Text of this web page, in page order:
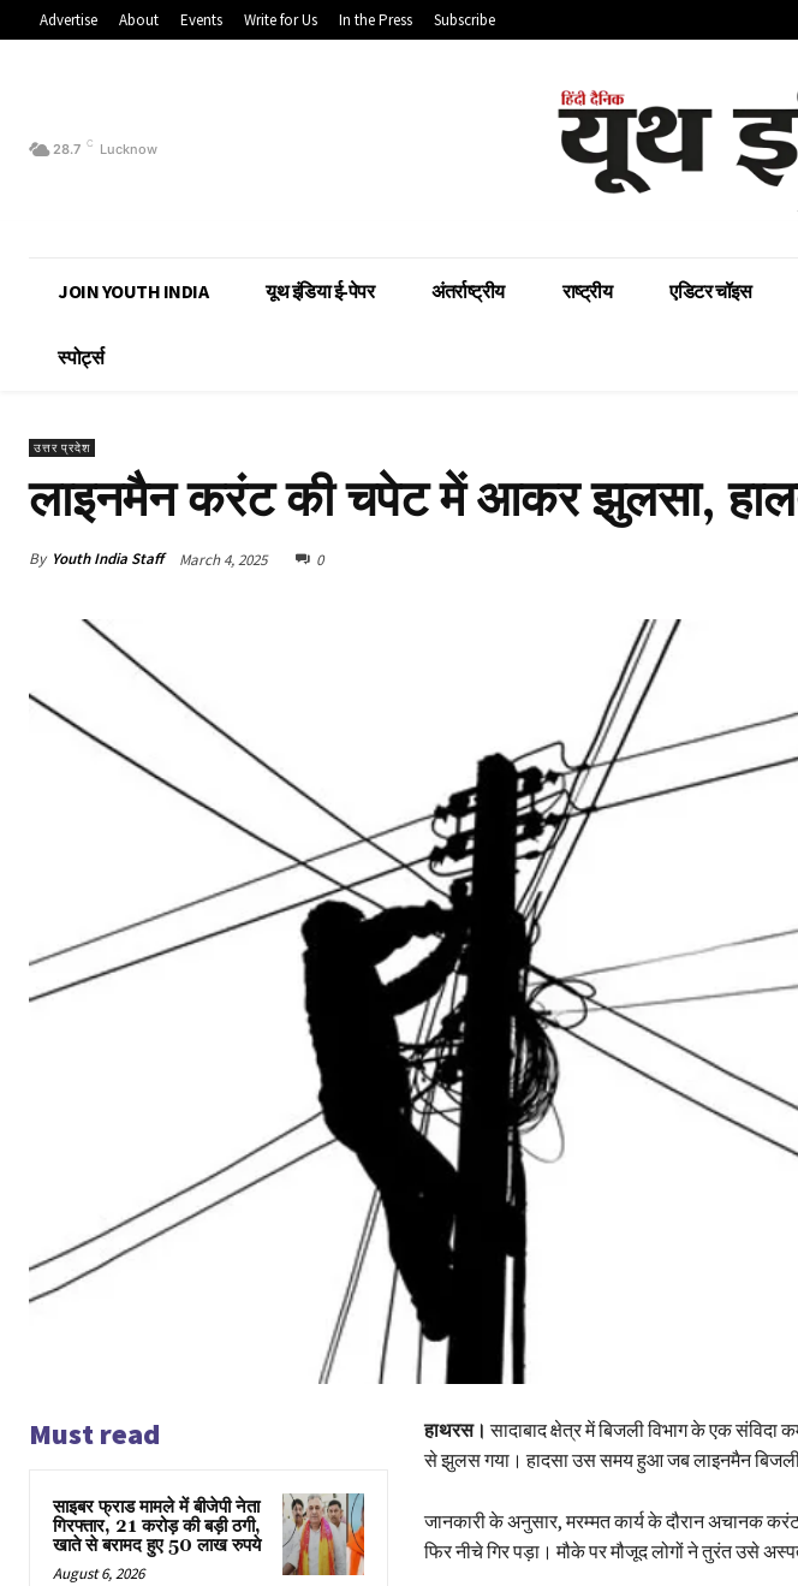
Advertise About Events Write for Us In the Press Subscribe
28.7 C Lucknow
JOIN YOUTH INDIA यूथ इंडिया ई-पेपर अंतर्राष्ट्रीय राष्ट्रीय एडिटर चॉइस
स्पोर्ट्स
उत्तर प्रदेश
लाइनमैन करंट की चपेट में आकर झुलसा,
By Youth India Staff March 4, 2025 0
Must read
साइबर फ्राड मामले में बीजेपी नेता
गिरफ्तार, 21 करोड़ की बड़ी ठगी,
खाते से बरामद हुए 50 लाख रुपये
August 6, 2026
हाथरस। सादाबाद क्षेत्र में बिजली विभाग के एक
से झुलस गया। हादसा उस समय हुआ जब लाइनमैन बिजली
जानकारी के अनुसार, मरम्मत कार्य के दौरान अचानक
फिर नीचे गिर पड़ा। मौके पर मौजूद लोगों ने तुरंत उसे